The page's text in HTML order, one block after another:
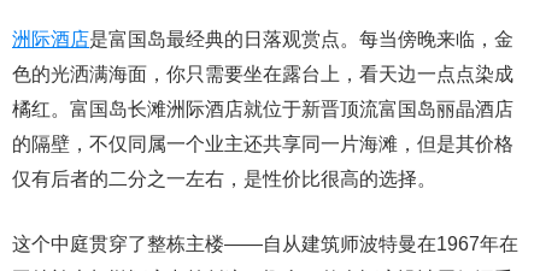
洲际酒店是富国岛最经典的日落观赏点。每当傍晚来临，金
色的光洒满海面，你只需要坐在露台上，看天边一点点染成
橘红。富国岛长滩洲际酒店就位于新晋顶流富国岛丽晶酒店
的隔壁，不仅同属一个业主还共享同一片海滩，但是其价格
仅有后者的二分之一左右，是性价比很高的选择。
这个中庭贯穿了整栋主楼——自从建筑师波特曼在1967年在